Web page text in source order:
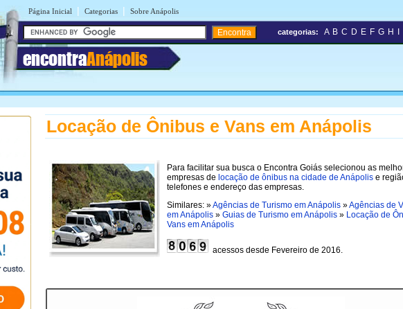
Página Inicial | Categorias | Sobre Anápolis
encontraAnápolis
categorias: A B C D E F G H
Locação de Ônibus e Vans em Anápolis
Para facilitar sua busca o Encontra Goiás selecionou as
empresas de locação de ônibus na cidade de Anápolis e
telefones e endereço das empresas.
Similares: »Agências de Turismo em Anápolis »Agências de
em Anápolis » Guias de Turismo em Anápolis » Locação de
Vans em Anápolis
acessos desde Fevereiro de 2016.